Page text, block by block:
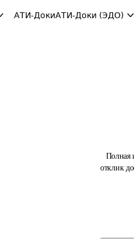
АТИ-ДокиАТИ-Доки (ЭДО)
Полная
отклик